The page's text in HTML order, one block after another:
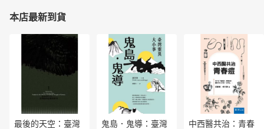
本店最新到貨
最後的天空：臺灣
鬼島．鬼導：臺灣
中西醫共治：青春